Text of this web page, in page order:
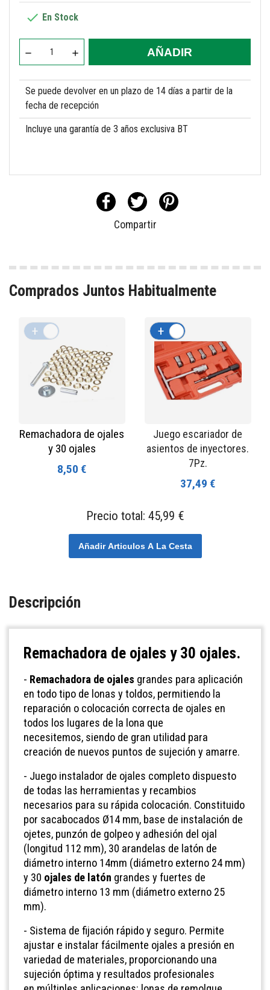
 En Stock
AÑADIR
Se puede devolver en un plazo de 14 días a partir de la
fecha de recepción
Incluye una garantía de 3 años exclusiva BT
Compartir
Comprados Juntos Habitualmente
Remachadora de ojales
y 30 ojales
8,50 €
+
Juego escariador de
asientos de inyectores.
7Pz.
37,49 €
+
Precio total: 45,99 €
Añadir Articulos A La Cesta
Descripción
Remachadora de ojales y 30 ojales.
- Remachadora de ojales grandes para aplicación
en todo tipo de lonas y toldos, permitiendo la
reparación o colocación correcta de ojales en
todos los lugares de la lona que
necesitemos, siendo de gran utilidad para
creación de nuevos puntos de sujeción y amarre.
- Juego instalador de ojales completo dispuesto
de todas las herramientas y recambios
necesarios para su rápida colocación. Constituido
por sacabocados Ø14 mm, base de instalación de
ojetes, punzón de golpeo y adhesión del ojal
(longitud 112 mm), 30 arandelas de latón de
diámetro interno 14mm (diámetro externo 24 mm)
y 30 ojales de latón grandes y fuertes de
diámetro interno 13 mm (diámetro externo 25
mm).
- Sistema de fijación rápido y seguro. Permite
ajustar e instalar fácilmente ojales a presión en
variedad de materiales, proporcionando una
sujeción óptima y resultados profesionales